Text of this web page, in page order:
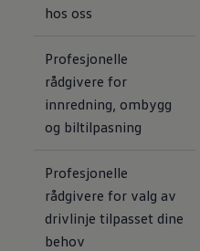
hos oss
Profesjonelle
rådgivere for
innredning, ombygg
og biltilpasning
Profesjonelle
rådgivere for valg av
drivlinje tilpasset dine
behov